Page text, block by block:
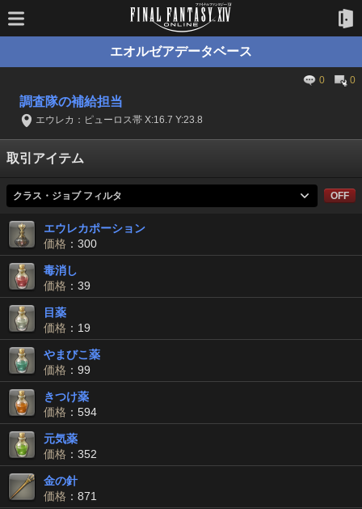
エオルゼアデータベース
0 0
調査隊の補給担当
エウレカ：ピューロス帯 X:16.7 Y:23.8
取引アイテム
クラス・ジョブ フィルタ OFF
エウレカポーション
価格 ：300
毒消し
価格 ：39
目薬
価格 ：19
やまびこ薬
価格 ：99
きつけ薬
価格 ：594
元気薬
価格 ：352
金の針
価格 ：871